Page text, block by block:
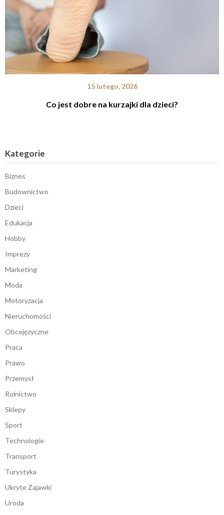
15 lutego, 2026
Co jest dobre na kurzajki dla dzieci?
Kategorie
Biznes
Budownictwo
Dzieci
Edukacja
Hobby
Imprezy
Marketing
Moda
Motoryzacja
Nieruchomości
Obcojęzyczne
Praca
Prawo
Przemysł
Rolnictwo
Sklepy
Sport
Technologie
Transport
Turystyka
Ukryte Zajawki
Uroda